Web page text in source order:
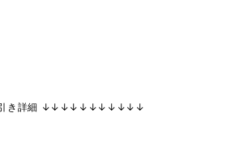
き詳細 ↓↓↓↓↓↓↓↓↓↓↓